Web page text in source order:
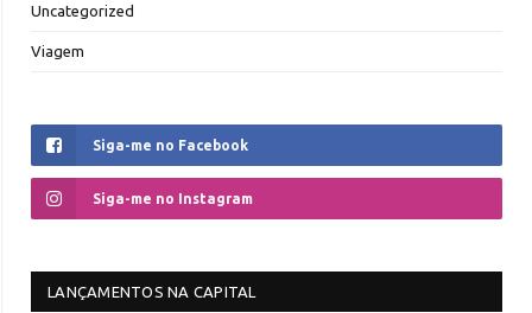
Uncategorized
Viagem
Siga-me no Facebook
Siga-me no Instagram
LANÇAMENTOS NA CAPITAL